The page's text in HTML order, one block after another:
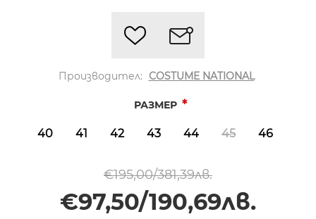
Производител: COSTUME NATIONAL
РАЗМЕР *
40 41 42 43 44 45 46
€195,00/381,39лв.
€97,50/190,69лв.